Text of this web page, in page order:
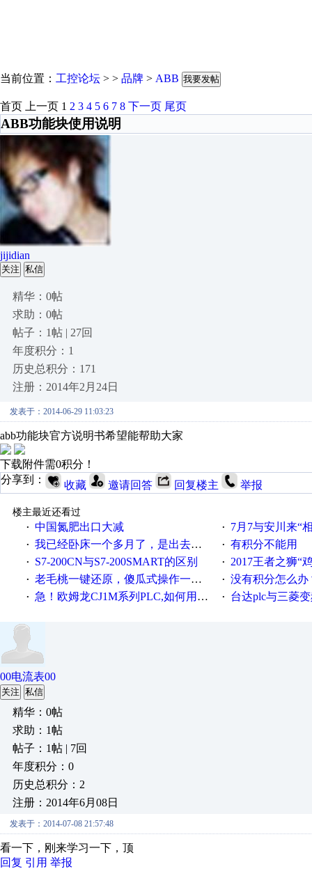
当前位置： 工控论坛 > > 品牌 > ABB 我要发帖
首页 上一页 1 2 3 4 5 6 7 8 下一页 尾页
ABB功能块使用说明
jijidian
关注 私信
精华：0帖
求助：0帖
帖子：1帖 | 27回
年度积分：1
历史总积分：171
注册：2014年2月24日
发表于：2014-06-29 11:03:23
abb功能块官方说明书希望能帮助大家
下载附件需0积分！
分享到：
收藏 邀请回答 回复楼主 举报
楼主最近还看过
· 中国氮肥出口大减 · 7月7与安川来“
· 我已经卧床一个多月了，是出去安装机械手在高速遭遇车祸所致:大家工作都要特别注意啊 · 有积分不能用
· S7-200CN与S7-200SMART的区别 · 2017王者之狮“鸡”情签到
· 老毛桃一键还原，傻瓜式操作一键轻松备份还原；程序为向导式安装，一键即可实现自动备份或还原系统。 · 没有积分怎么办
· 急！欧姆龙CJ1M系列PLC,如何用时间控制变频器。要求时间在组态王中可以自由输入！拜托各位大神了！ · 台达plc与三菱
00电流表00
关注 私信
精华：0帖
求助：1帖
帖子：1帖 | 7回
年度积分：0
历史总积分：2
注册：2014年6月08日
发表于：2014-07-08 21:57:48
看一下，刚来学习一下，顶
回复 引用 举报